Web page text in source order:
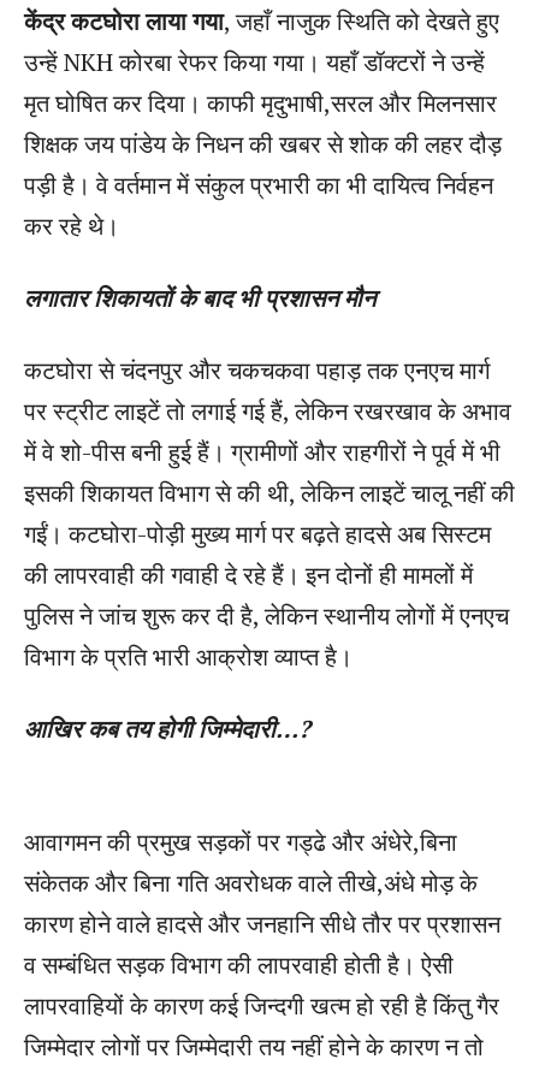
केंद्र कटघोरा लाया गया, जहाँ नाजुक स्थिति को देखते हुए
उन्हें NKH कोरबा रेफर किया गया। यहाँ डॉक्टरों ने उन्हें
मृत घोषित कर दिया। काफी मृदुभाषी,सरल और मिलनसार
शिक्षक जय पांडेय के निधन की खबर से शोक की लहर दौड़
पड़ी है। वे वर्तमान में संकुल प्रभारी का भी दायित्व निर्वहन
कर रहे थे।
लगातारशिकायतों के बाद भी प्रशासन मौन
​कटघोरा से चंदनपुर और चकचकवा पहाड़ तक एनएच मार्ग
पर स्ट्रीट लाइटें तो लगाई गई हैं, लेकिन रखरखाव के अभाव
में वे शो-पीस बनी हुई हैं। ग्रामीणों और राहगीरों ने पूर्व में भी
इसकी शिकायत विभाग से की थी, लेकिन लाइटें चालू नहीं की
गईं। कटघोरा-पोड़ी मुख्य मार्ग पर बढ़ते हादसे अब सिस्टम
की लापरवाही की गवाही दे रहे हैं। इन दोनों ही मामलों में
पुलिस ने जांच शुरू कर दी है, लेकिन स्थानीय लोगों में एनएच
विभाग के प्रति भारी आक्रोश व्याप्त है।
आखिर कब तय होगी जिम्मेदारी…?
आवागमन की प्रमुख सड़कों पर गड्ढे और अंधेरे,बिना
संकेतक और बिना गति अवरोधक वाले तीखे,अंधे मोड़ के
कारण होने वाले हादसे और जनहानि सीधे तौर पर प्रशासन
व सम्बंधित सड़क विभाग की लापरवाही होती है। ऐसी
लापरवाहियों के कारण कई जिन्दगी खत्म हो रही है किंतु गैर
जिम्मेदार लोगों पर जिम्मेदारी तय नहीं होने के कारण न तो